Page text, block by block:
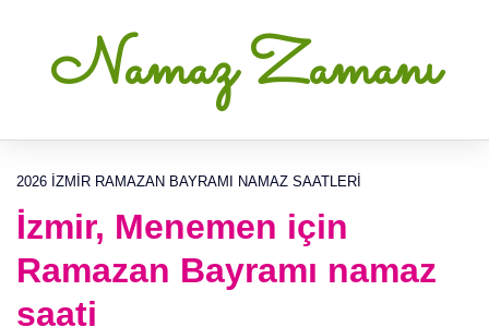
Namaz Zamanı
2026 İZMIR RAMAZAN BAYRAMI NAMAZ SAATLERI
İzmir, Menemen için
Ramazan Bayramı namaz
saati